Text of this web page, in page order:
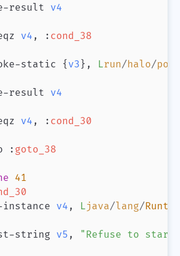
result
v4
v4 , : cond_38
static
{ v3 } , Lrun/halo/post
result
v4
v4 , : cond_30
: goto_38
41
instance
v4 , Ljava/lang/
string
v5 , "Refuse to